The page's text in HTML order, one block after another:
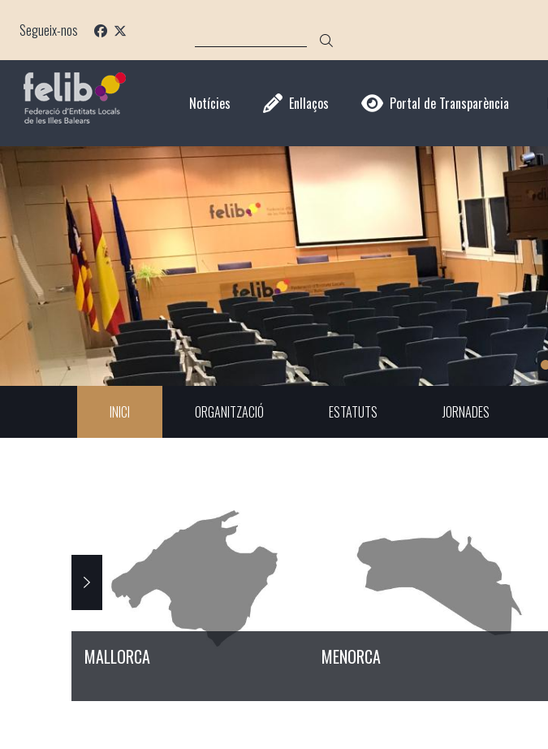
Segueix-nos
Notícies Enllaços Portal de Transparència
INICI ORGANITZACIÓ ESTATUTS JORNADES
MALLORCA MENORCA